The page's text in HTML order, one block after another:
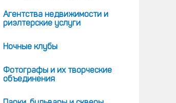
Агентства недвижимости и
риэлтерские услуги
Ночные клубы
Фотографы и их творческие
объединения